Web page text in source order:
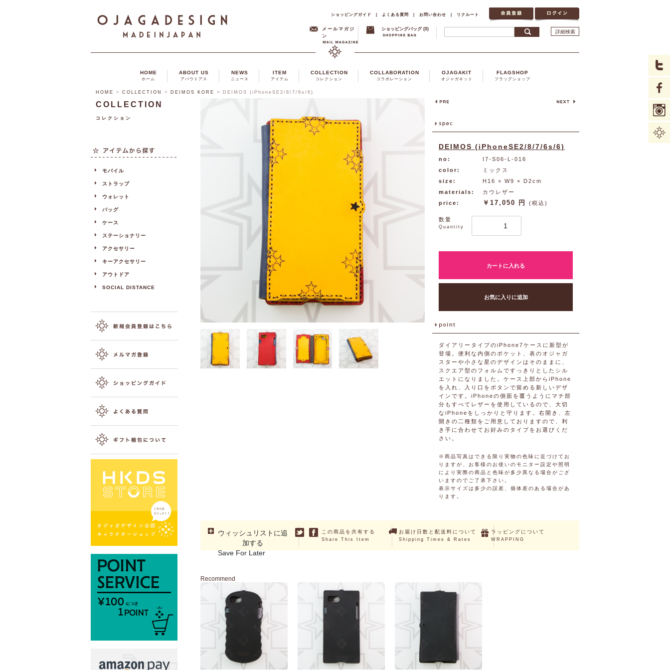
ショッピングガイド | よくある質問 | お問い合わせ | リクルート
メールマガジ
ン
ショッピングバッグ (0) 詳細検索
HOME
ホーム
ABOUT US
アバウトアス
NEWS
ニュース
ITEM
アイテム
COLLECTION
コレクション
COLLABORATION
コラボレーション
OJAGAKIT
オジャガキット
FLAGSHOP
フラッグショップ
HOME > COLLECTION > DEIMOS KORE > DEIMOS (iPhoneSE2/8/7/6s/6)
DEIMOS (iPhoneSE2/8/7/6s/6)
no:
I7-S06-L-016
color:
ミックス
size:
H16 × W9 × D2cm
materials:
カウレザー
price:
￥17,050 円 (税込)
数量
Quantity
カートに入れる
お気に入りに追加
ダイアリータイプのiPhone7ケースに新型が
登場。便利な内側のポケット、表のオジャガ
スターや小さな星のデザインはそのままに、
スクエア型のフォルムですっきりとしたシル
エットになりました。ケース上部からiPhone
を入れ、入り口をボタンで留める新しいデザ
インです。iPhoneの側面を覆うようにマチ部
分もすべてレザーを使用しているので、大切
なiPhoneをしっかりと守ります。右開き、左
開きの二種類をご用意しておりますので、利
き手に合わせてお好みのタイプをお選びくだ
さい。
※商品写真はできる限り実物の色味に近づけてお
りますが、お客様のお使いのモニター設定や照明
により実際の商品と色味が多少異なる場合がござ
いますのでご了承下さい。
表示サイズは多少の誤差、個体差のある場合があ
ります。
ウィッシュリストに追
加する
Save For Later
この商品を共有する
Share This Item
お届け日数と配送料について
Shipping Times & Rates
ラッピングについて
WRAPPING
Recommend
COLLECTION
コレクション
モバイル
ストラップ
ウォレット
バッグ
ケース
ステーショナリー
アクセサリー
キーアクセサリー
アウトドア
SOCIAL DISTANCE